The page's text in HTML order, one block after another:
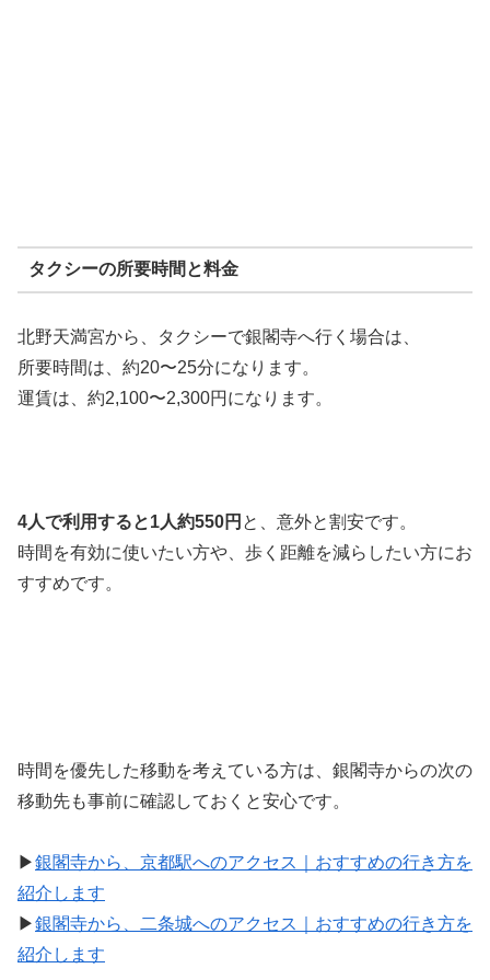
タクシーの所要時間と料金
北野天満宮から、タクシーで銀閣寺へ行く場合は、
所要時間は、約20〜25分になります。
運賃は、約2,100〜2,300円 になります。
4人で利用すると1人約550円 と、意外と割安です。
時間を有効に使いたい方や、歩く距離を減らしたい方にお
すすめです。
時間を優先した移動を考えている方は、銀閣寺からの次の
移動先も事前に確認しておくと安心です。
▶銀閣寺から、京都駅へのアクセス｜おすすめの行き方を
紹介します
▶銀閣寺から、二条城へのアクセス｜おすすめの行き方を
紹介します